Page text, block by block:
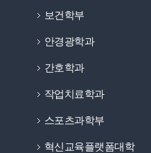
보건학부
안경광학과
간호학과
작업치료학과
스포츠과학부
혁신교육플랫폼대학